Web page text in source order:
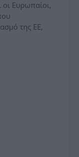
οι Ευρωπαίοι,
της ΕΕ,